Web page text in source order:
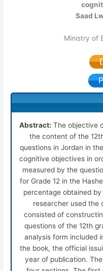
Saad
Ministry of
Abstract: The objective
the content of the
questions in Jordan in
cognitive objectives in
measured by the
for Grade 12 in the
percentage obtained
researcher used the
consisted of
questions of the 12th
analysis form included
the book, the official
year of publication.